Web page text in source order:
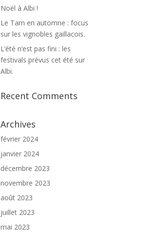
Noël à Albi !
Le Tarn en automne : focus
sur les vignobles gaillacois.
L’été n’est pas fini : les
festivals prévus cet été sur
Albi.
Recent Comments
Archives
février 2024
janvier 2024
décembre 2023
novembre 2023
août 2023
juillet 2023
mai 2023